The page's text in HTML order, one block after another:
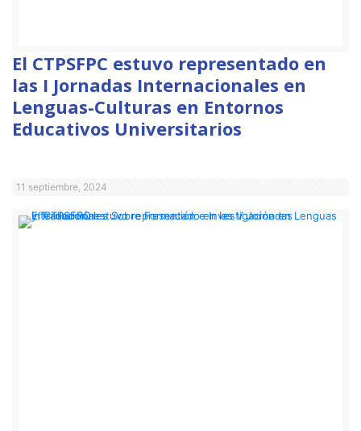
El CTPSFPC estuvo representado en
las I Jornadas Internacionales en
Lenguas-Culturas en Entornos
Educativos Universitarios
11 septiembre, 2024